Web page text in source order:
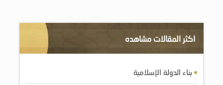
اكثر المقالات مشاهده
بناء الدولة الإسلامية